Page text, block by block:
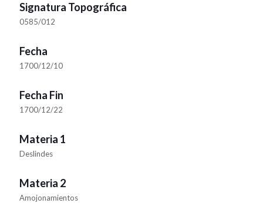
Signatura Topográfica
0585/012
Fecha
1700/12/10
Fecha Fin
1700/12/22
Materia 1
Deslindes
Materia 2
Amojonamientos